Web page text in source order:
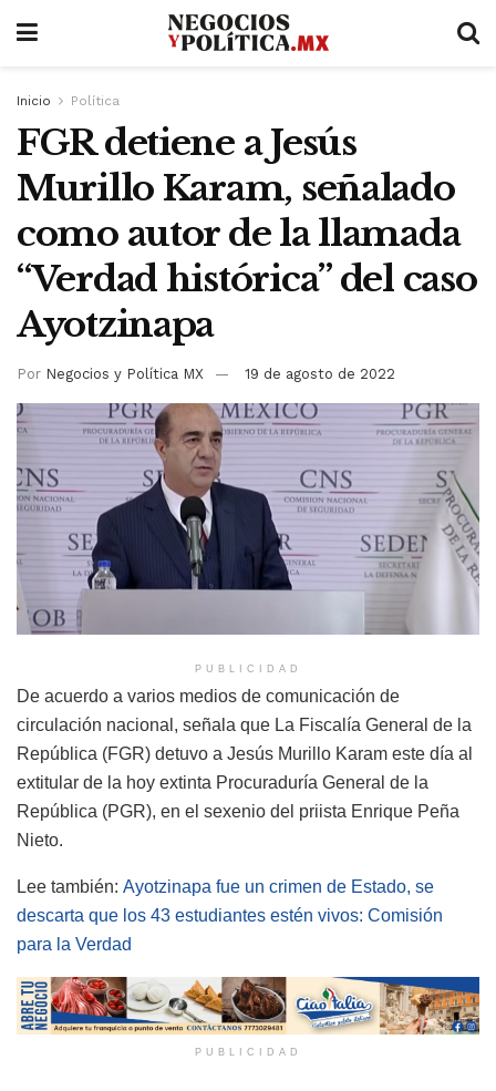
Inicio Política
FGR detiene a Jesús
Murillo Karam, señalado
como autor de la llamada
“Verdad histórica” del caso
Ayotzinapa
Por Negocios y Política MX 19 de agosto de 2022
PUBLICIDAD
De acuerdo a varios medios de comunicación de
circulación nacional, señala que La Fiscalía General de la
República (FGR) detuvo a Jesús Murillo Karam este día al
extitular de la hoy extinta Procuraduría General de la
República (PGR), en el sexenio del priista Enrique Peña
Nieto.
Lee también: Ayotzinapa fue un crimen de Estado, se
descarta que los 43 estudiantes estén vivos: Comisión
para la Verdad
PUBLICIDAD